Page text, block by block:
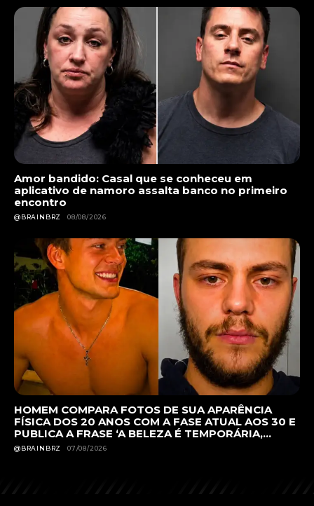
Amor bandido: Casal que se conheceu em
aplicativo de namoro assalta banco no primeiro
encontro
@BRAINBRZ 08/08/2026
HOMEM COMPARA FOTOS DE SUA APARÊNCIA
FÍSICA DOS 20 ANOS COM A FASE ATUAL AOS 30 E
PUBLICA A FRASE ‘A BELEZA É TEMPORÁRIA,...
@BRAINBRZ 07/08/2026